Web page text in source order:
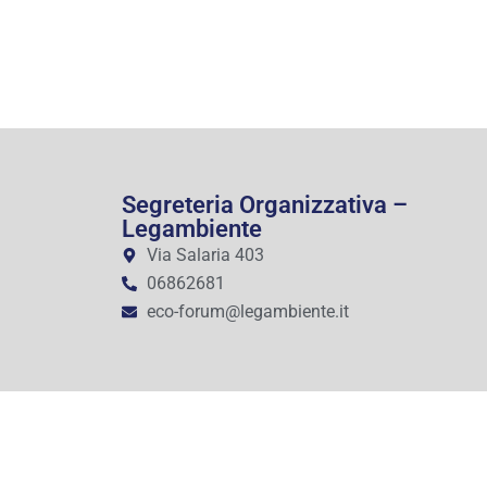
Segreteria Organizzativa –
Legambiente
Via Salaria 403
06862681
eco-forum@legambiente.it